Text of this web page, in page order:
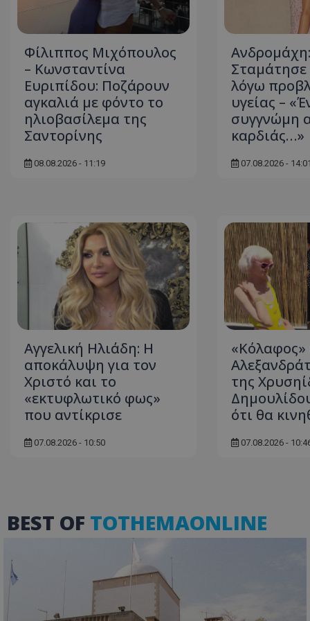
Φίλιππος Μιχόπουλος
– Κωνσταντίνα
Ευριπίδου: Ποζάρουν
αγκαλιά με φόντο το
ηλιοβασίλεμα της
Σαντορίνης
08.08.2026 - 11:19
Ανδρομάχη:
Σταμάτησε
λόγω
υγείας –
συγγνώμη
καρδιάς…»
07.08.2026 - 14:01
Αγγελική Ηλιάδη: Η
αποκάλυψη για τον
Χριστό και το
«εκτυφλωτικό φως»
που αντίκρισε
07.08.2026 - 10:50
«Κόλαφος»
της
ότι θα
07.08.2026 -
BEST OF TOTHEMAONLINE
__cf_bm
__cf_bm
ASP.NET_SessionId